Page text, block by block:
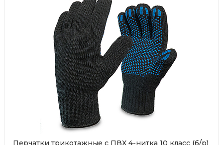
Перчатки трикотажные с ПВХ 4-нитка 10 класс (б/р)